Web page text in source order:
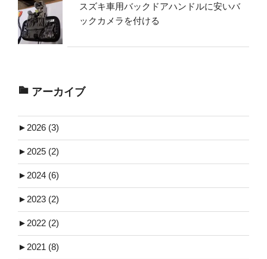
スズキ車用バックドアハンドルに安いバ
ックカメラを付ける
アーカイブ
► 2026 (3)
► 2025 (2)
► 2024 (6)
► 2023 (2)
► 2022 (2)
► 2021 (8)